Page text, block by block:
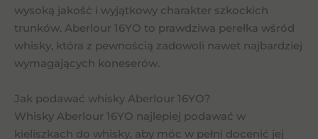
wysoką jakość i wyjątkowy charakter szkockich
trunków. Aberlour 16YO to prawdziwa perełka wśród
whisky, która z pewnością zadowoli nawet najbardziej
wymagających koneserów.
Jak podawać whisky Aberlour 16YO?
Whisky Aberlour 16YO najlepiej podawać w
kieliszkach do whisky, aby móc w pełni docenić jej